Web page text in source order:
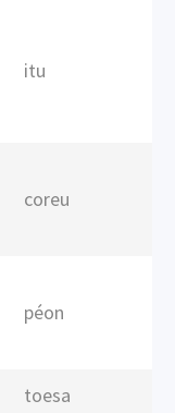
itu
coreu
péon
toesa